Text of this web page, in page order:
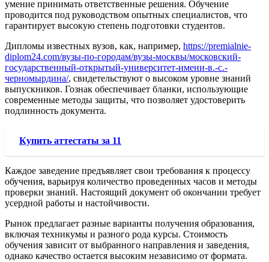
умение принимать ответственные решения. Обучение
проводится под руководством опытных специалистов, что
гарантирует высокую степень подготовки студентов.
Дипломы известных вузов, как, например, https://premialnie-
diplom24.com/вузы-по-городам/вузы-москвы/московский-
государственный-открытый-университет-имени-в.-с.-
черномырдина/, свидетельствуют о высоком уровне знаний
выпускников. Гознак обеспечивает бланки, использующие
современные методы защиты, что позволяет удостоверить
подлинность документа.
Купить аттестаты за 11
Каждое заведение предъявляет свои требования к процессу
обучения, варьируя количество проведенных часов и методы
проверки знаний. Настоящий документ об окончании требует
усердной работы и настойчивости.
Рынок предлагает разные варианты получения образования,
включая техникумы и разного рода курсы. Стоимость
обучения зависит от выбранного направления и заведения,
однако качество остается высоким независимо от формата.